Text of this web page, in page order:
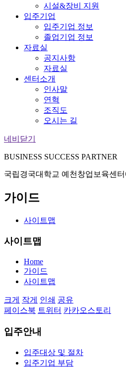
시설&장비 지원
입주기업
입주기업 정보
졸업기업 정보
자료실
공지사항
자료실
센터소개
인사말
연혁
조직도
오시는 길
네비닫기
BUSINESS SUCCESS PARTNER
국립경국대학교 예천창업보육센
가이드
사이트맵
사이트맵
Home
가이드
사이트맵
크게 작게 인쇄 공유
페이스북 트위터 카카오스토리
입주안내
입주대상 및 절차
입주기업 부담